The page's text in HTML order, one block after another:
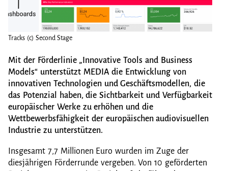
Tracks (c) Second Stage
Mit der Förderlinie „Innovative Tools and Business
Models“ unterstützt MEDIA die Entwicklung von
innovativen Technologien und Geschäftsmodellen, die
das Potenzial haben, die Sichtbarkeit und Verfügbarkeit
europäischer Werke zu erhöhen und die
Wettbewerbsfähigkeit der europäischen audiovisuellen
Industrie zu unterstützen.
Insgesamt 7,7 Millionen Euro wurden im Zuge der
diesjährigen Förderrunde vergeben. Von 10 geförderten